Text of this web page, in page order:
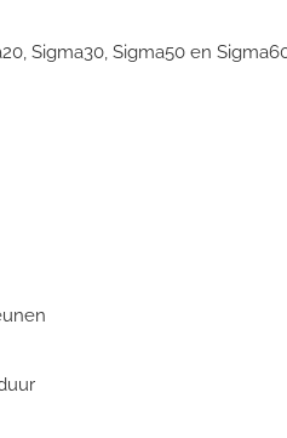
Sigma30, Sigma50 en